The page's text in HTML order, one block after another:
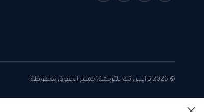
© 2026 ترانس تك للترجمة. جميع الحقوق محفوظة.